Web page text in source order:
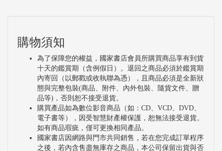
購物須知
為了保障您的權益，國家書店會員所購買商品享有到貨
十天的鑑賞期（含例假日）。退回之商品必須於鑑賞期
內寄回（以郵戳或收執聯為憑），且商品必須是全新狀
態與完整包裝(商品、附件、內外包裝、隨貨文件、贈
品等)，否則恕不接受退貨。
購買產品如為數位影音商品（如：CD、VCD、DVD、
電子書等），因受智慧財產權保護，恕無法接受退貨。
如有商品瑕疵，僅可更換相同產品。
國家書店因網路與門市共同銷售，若在您完成訂單程序
之後，若內含售盡無庫存之商品，本公司保留出貨與否